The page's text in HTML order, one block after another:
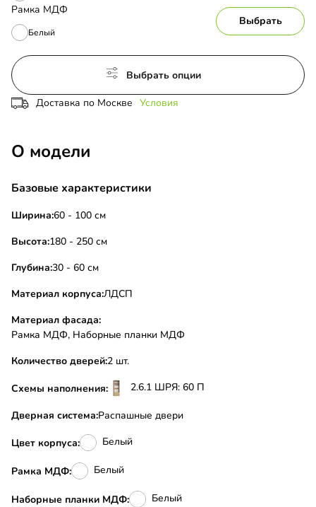
Рамка МДФ
Белый
Выбрать
Выбрать опции
Доставка по Москве Условия
О модели
Базовые характеристики
Ширина:60 - 100 см
Высота:180 - 250 см
Глубина:30 - 60 см
Материал корпуса:ЛДСП
Материал фасада:
Рамка МДФ, Наборные планки МДФ
Количество дверей:2 шт.
Схемы наполнения: 2.6.1 ШРЯ: 60 П
Дверная система:Распашные двери
Цвет корпуса: Белый
Рамка МДФ: Белый
Наборные планки МДФ: Белый